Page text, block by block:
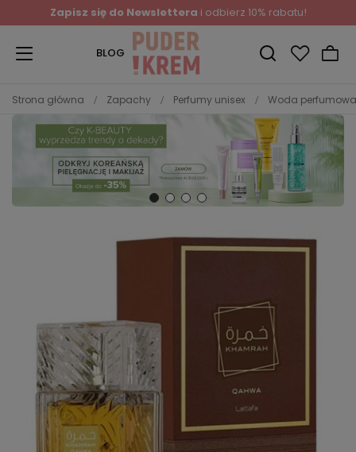
Zapisz się do Newslettera i odbierz 10% rabatu!
BLOG
Strona główna Zapachy Perfumy unisex Woda